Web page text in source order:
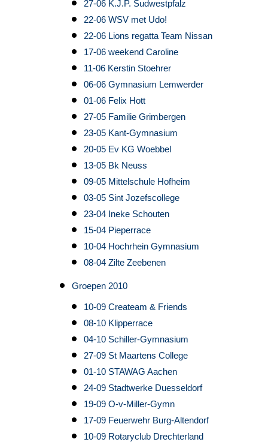
27-06 K.J.P. Sudwestpfalz
22-06 WSV met Udo!
22-06 Lions regatta Team Nissan
17-06 weekend Caroline
11-06 Kerstin Stoehrer
06-06 Gymnasium Lemwerder
01-06 Felix Hott
27-05 Familie Grimbergen
23-05 Kant-Gymnasium
20-05 Ev KG Woebbel
13-05 Bk Neuss
09-05 Mittelschule Hofheim
03-05 Sint Jozefscollege
23-04 Ineke Schouten
15-04 Pieperrace
10-04 Hochrhein Gymnasium
08-04 Zilte Zeebenen
Groepen 2010
10-09 Createam & Friends
08-10 Klipperrace
04-10 Schiller-Gymnasium
27-09 St Maartens College
01-10 STAWAG Aachen
24-09 Stadtwerke Duesseldorf
19-09 O-v-Miller-Gymn
17-09 Feuerwehr Burg-Altendorf
10-09 Rotaryclub Drechterland